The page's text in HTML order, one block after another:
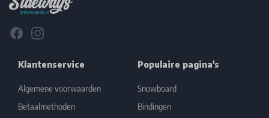
FacebookInstagram
Klantenservice
Algemene voorwaarden
Betaalmethoden
Populaire pagina's
Snowboard
Bindingen